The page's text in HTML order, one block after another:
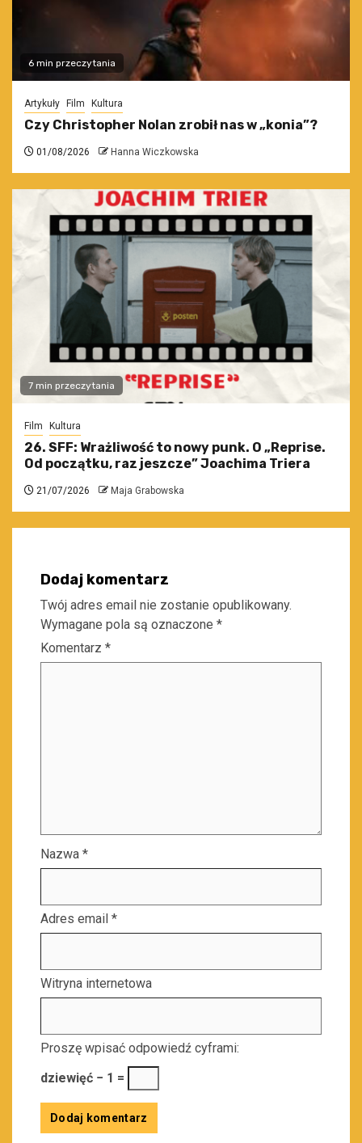
6 min przeczytania
Artykuły Film Kultura
Czy Christopher Nolan zrobił nas w „konia”?
01/08/2026 Hanna Wiczkowska
7 min przeczytania
Film Kultura
26. SFF: Wrażliwość to nowy punk. O „Reprise.
Od początku, raz jeszcze” Joachima Triera
21/07/2026 Maja Grabowska
Dodaj komentarz
Twój adres email nie zostanie opublikowany.
Wymagane pola są oznaczone *
Komentarz *
Nazwa *
Adres email *
Witryna internetowa
Proszę wpisać odpowiedź cyframi:
dziewięć − 1 =